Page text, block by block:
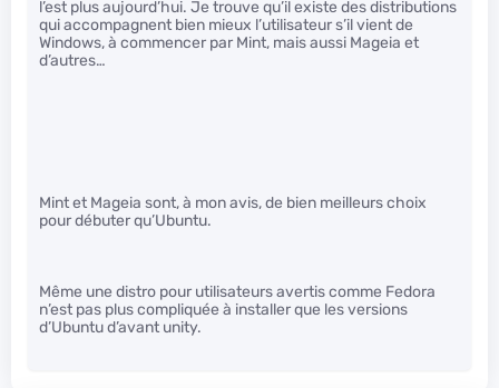
l’est plus aujourd’hui. Je trouve qu’il existe des distributions
qui accompagnent bien mieux l’utilisateur s’il vient de
Windows, à commencer par Mint, mais aussi Mageia et
d’autres…
Mint et Mageia sont, à mon avis, de bien meilleurs choix
pour débuter qu’Ubuntu.
Même une distro pour utilisateurs avertis comme Fedora
n’est pas plus compliquée à installer que les versions
d’Ubuntu d’avant unity.